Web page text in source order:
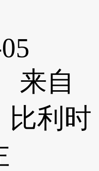
来自
比利时